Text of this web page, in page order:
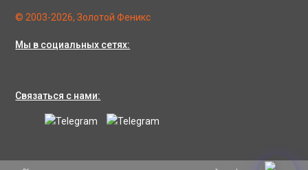
Мы в социальных сетях:
Связаться с нами:
© 2003-2026, Золотой Феникс